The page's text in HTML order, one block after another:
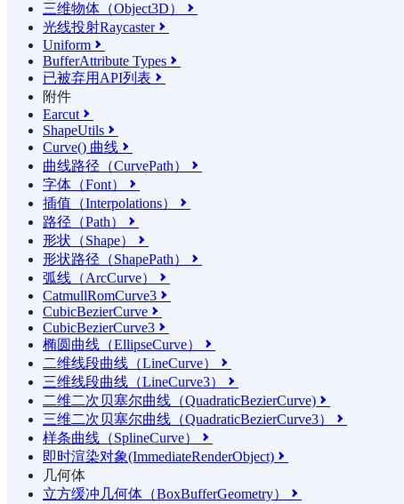
三维物体（Object3D） 
光线投射Raycaster
Uniform 
BufferAttribute Types 
已被弃用API列表 
附件
Earcut 
ShapeUtils 
Curve() 曲线 
曲线路径（CurvePath） 
字体（Font） 
插值（Interpolations） 
路径（Path） 
形状（Shape） 
形状路径（ShapePath） 
弧线（ArcCurve） 
CatmullRomCurve3 
CubicBezierCurve 
CubicBezierCurve3 
椭圆曲线（EllipseCurve） 
二维线段曲线（LineCurve） 
三维线段曲线（LineCurve3） 
二维二次贝塞尔曲线（QuadraticBezierCurve) 
三维二次贝塞尔曲线（QuadraticBezierCurve3） 
样条曲线（SplineCurve） 
即时渲染对象(ImmediateRenderObject) 
几何体
立方缓冲几何体（BoxBufferGeometry）
